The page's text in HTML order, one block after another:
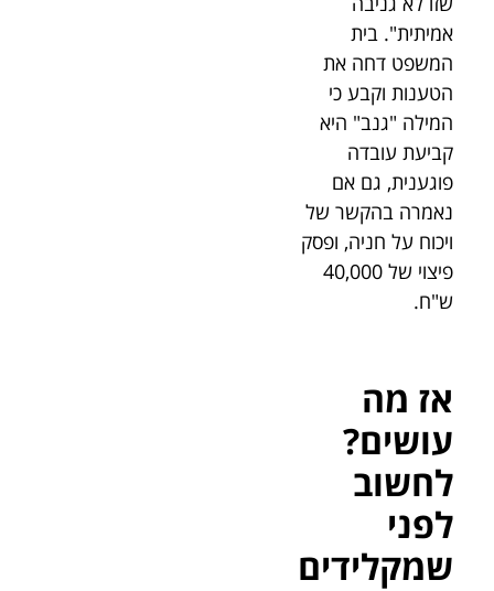
אמיתית". בית
המשפט דחה את
הטענות וקבע כי
המילה "גנב" היא
קביעת עובדה
פוגענית, גם אם
נאמרה בהקשר של
ויכוח על חניה, ופסק
פיצוי של 40,000
ש"ח.
אז מה
עושים?
לחשוב
לפני
שמקלידים